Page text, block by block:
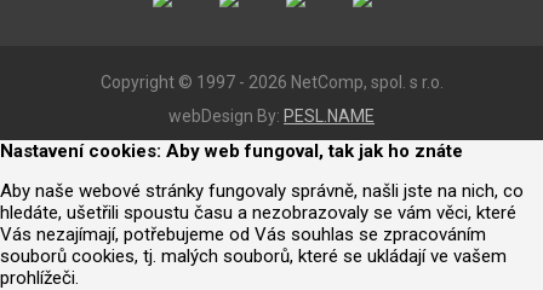
Copyright © 1997 - 2026 NetComp, spol. s r.o.
webDesign By: PESL.NAME
Nastavení cookies: Aby web fungoval, tak jak ho znáte
Aby naše webové stránky fungovaly správně, našli jste na nich, co
hledáte, ušetřili spoustu času a nezobrazovaly se vám věci, které
Vás nezajímají, potřebujeme od Vás souhlas se zpracováním
souborů cookies, tj. malých souborů, které se ukládají ve vašem
prohlížeči.